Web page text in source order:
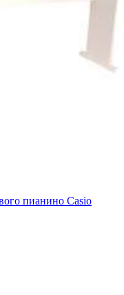
пианино Casio